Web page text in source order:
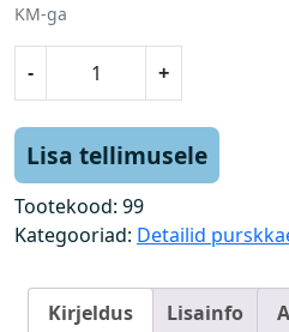
KM-ga
-
a
s
(
+
Lisa tellimusele
Tootekood: 99
Kategooriad: Detailid
Kirjeldus Lisainfo